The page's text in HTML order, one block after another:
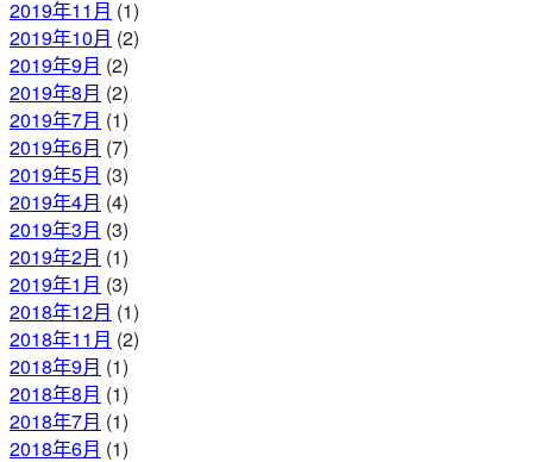
2019年11月 (1)
2019年10月 (2)
2019年9月 (2)
2019年8月 (2)
2019年7月 (1)
2019年6月 (7)
2019年5月 (3)
2019年4月 (4)
2019年3月 (3)
2019年2月 (1)
2019年1月 (3)
2018年12月 (1)
2018年11月 (2)
2018年9月 (1)
2018年8月 (1)
2018年7月 (1)
2018年6月 (1)